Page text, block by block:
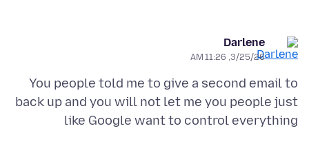
Darlene
3/25/26, 11:26 AM
You people told me to give a second email to
back up and you will not let me you people just
like Google want to control everything